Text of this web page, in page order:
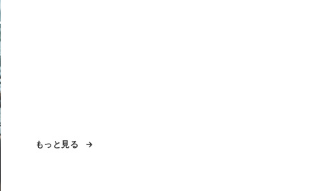
もっと見る